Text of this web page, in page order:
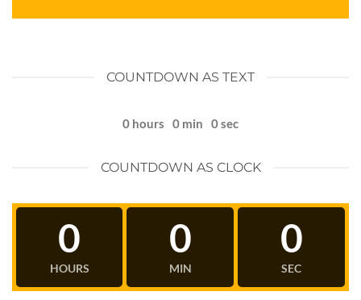
COUNTDOWN AS TEXT
0 hours 0 min 0sec
COUNTDOWN AS CLOCK
0
HOURS
0
MIN
0
SEC